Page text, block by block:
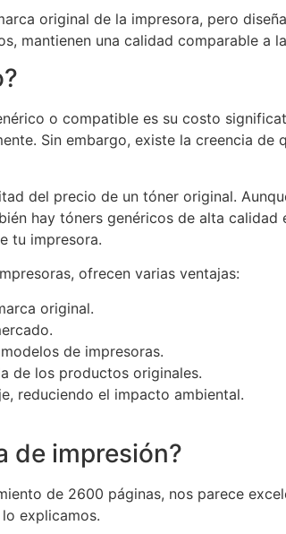
original de la impresora, pero
mantienen una calidad comparable a
o compatible es su costo
Sin embargo, existe la creencia de
del precio de un tóner original.
hay tóners genéricos de alta calidad
tu impresora.
ofrecen varias ventajas:
original.
de impresoras.
de los productos originales.
reduciendo el impacto ambiental.
de impresión?
de 2600 páginas, nos parece
explicamos.